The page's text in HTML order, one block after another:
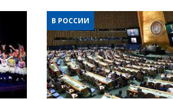
В РОССИИ